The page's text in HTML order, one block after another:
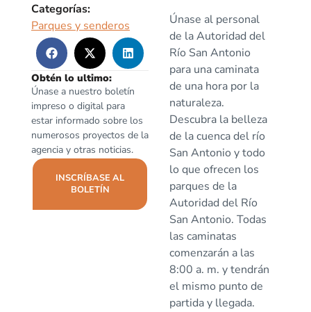
Categorías:
Parques y senderos
Obtén lo ultimo:
Únase a nuestro boletín
impreso o digital para
estar informado sobre los
numerosos proyectos de la
agencia y otras noticias.
INSCRÍBASE AL
BOLETÍN
Únase al personal
de la Autoridad del
Río San Antonio
para una caminata
de una hora por la
naturaleza.
Descubra la belleza
de la cuenca del río
San Antonio y todo
lo que ofrecen los
parques de la
Autoridad del Río
San Antonio. Todas
las caminatas
comenzarán a las
8:00 a. m. y tendrán
el mismo punto de
partida y llegada.